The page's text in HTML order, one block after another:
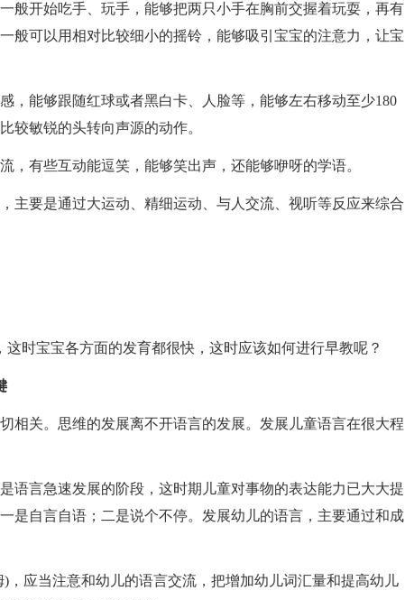
般开始吃手、玩手，能够把两只小手在胸前交握着玩耍，再有
般可以用相对比较细小的摇铃，能够吸引宝宝的注意力，让宝
，能够跟随红球或者黑白卡、人脸等，能够左右移动至少180
较敏锐的头转向声源的动作。
，有些互动能逗笑，能够笑出声，还能够咿呀的学语。
主要是通过大运动、精细运动、与人交流、视听等反应来综合
时宝宝各方面的发育都很快，这时应该如何进行早教呢？
相关。思维的发展离不开语言的发展。发展儿童语言在很大程
语言急速发展的阶段，这时期儿童对事物的表达能力已大大提
是自言自语；二是说个不停。发展幼儿的语言，主要通过和成
，应当注意和幼儿的语言交流，把增加幼儿词汇量和提高幼儿